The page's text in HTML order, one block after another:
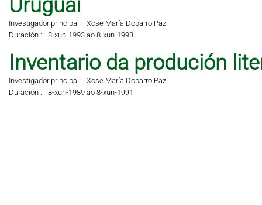
Uruguai
Investigador principal:
Xosé María Dobarro Paz
Duración :
8-xun-1993 ao 8-xun-1993
Inventario da produción
Investigador principal:
Xosé María Dobarro Paz
Duración :
8-xun-1989 ao 8-xun-1991